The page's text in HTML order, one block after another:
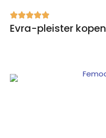
Evra-pleister kopen